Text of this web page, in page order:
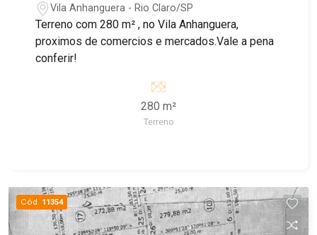
Vila Anhanguera - Rio Claro/SP
Terreno com 280 m² , no Vila Anhanguera,
proximos de comercios e mercados.Vale a pena
conferir!
280 m²
Terreno
Cód. 11354